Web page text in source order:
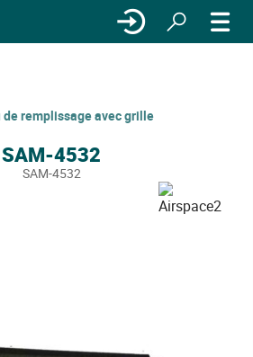
de remplissage avec grille
SAM-4532
SAM-4532